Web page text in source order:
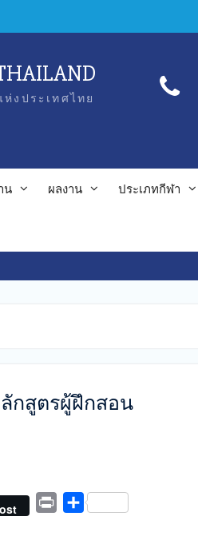
งประเทศไทย
น ผลงาน ประเภทกีฬา
กสูตรผู้ฝึกสอน
Print Share